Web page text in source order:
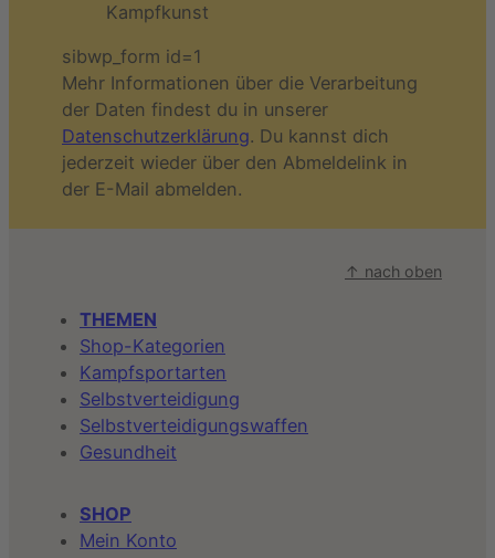
Kampfkunst
sibwp_form id=1
Mehr Informationen über die Verarbeitung
der Daten findest du in unserer
Datenschutzerklärung. Du kannst dich
jederzeit wieder über den Abmeldelink in
der E-Mail abmelden.
↑ nach oben
THEMEN
Shop-Kategorien
Kampfsportarten
Selbstverteidigung
Selbstverteidigungswaffen
Gesundheit
SHOP
Mein Konto